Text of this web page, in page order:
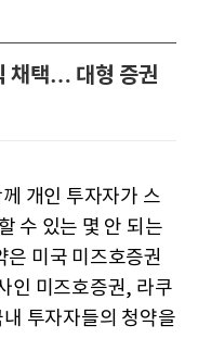
채택… 대형 증권
개인 투자자가 스
수 있는 몇 안 되는
은 미국 미즈호증권
인 미즈호증권, 라쿠
투자자들의 청약을